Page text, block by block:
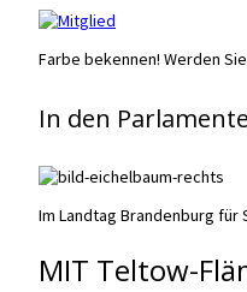
Farbe bekennen! Werden
In den
Im Landtag Brandenburg für
MIT Teltow-